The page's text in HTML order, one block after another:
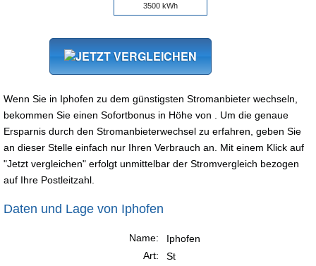
Wenn Sie in Iphofen zu dem günstigsten Stromanbieter wechseln,
bekommen Sie einen Sofortbonus in Höhe von . Um die genaue
Ersparnis durch den Stromanbieterwechsel zu erfahren, geben Sie
an dieser Stelle einfach nur Ihren Verbrauch an. Mit einem Klick auf
"Jetzt vergleichen" erfolgt unmittelbar der Stromvergleich bezogen
auf Ihre Postleitzahl.
Daten und Lage von Iphofen
Name:
Iphofen
Art:
St